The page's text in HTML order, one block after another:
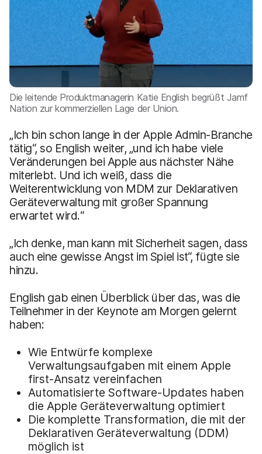
Die leitende Produktmanagerin Katie English begrüßt Jamf
Nation zur kommerziellen Lage der Union.
„Ich bin schon lange in der Apple Admin-Branche
tätig“, so English weiter, „und ich habe viele
Veränderungen bei Apple aus nächster Nähe
miterlebt. Und ich weiß, dass die
Weiterentwicklung von MDM zur Deklarativen
Geräteverwaltung mit großer Spannung
erwartet wird.“
„Ich denke, man kann mit Sicherheit sagen, dass
auch eine gewisse Angst im Spiel ist“, fügte sie
hinzu.
English gab einen Überblick über das, was die
Teilnehmer in der Keynote am Morgen gelernt
haben:
Wie Entwürfe komplexe
Verwaltungsaufgaben mit einem Apple
first-Ansatz vereinfachen
Automatisierte Software-Updates haben
die Apple Geräteverwaltung optimiert
Die komplette Transformation, die mit der
Deklarativen Geräteverwaltung (DDM)
möglich ist